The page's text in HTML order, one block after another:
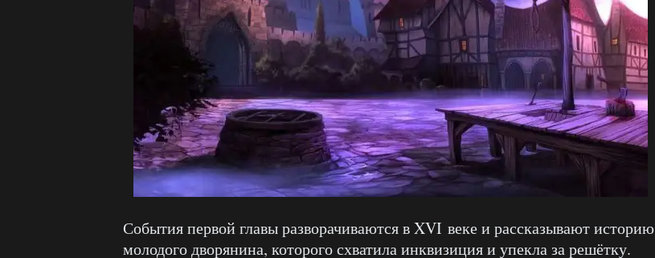
События первой главы разворачиваются в XVI веке и рассказывают историю
молодого дворянина, которого схватила инквизиция и упекла за решётку.